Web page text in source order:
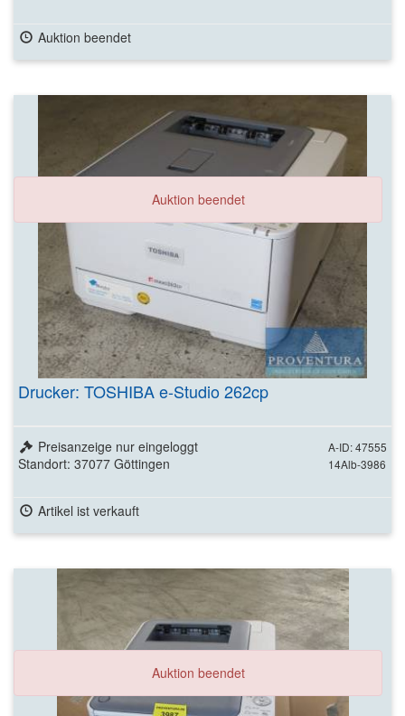
Auktion beendet
Auktion beendet
Drucker: TOSHIBA e-Studio 262cp
A-ID: 47555
14Alb-3986
Preisanzeige nur eingeloggt
Standort: 37077 Göttingen
Artikel ist verkauft
Auktion beendet